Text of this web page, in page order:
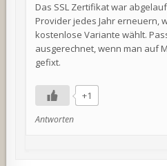
Das SSL Zertifikat war
Provider jedes Jahr erneuern,
kostenlose Variante wählt.
ausgerechnet, wenn man auf
gefixt.
+1
Antworten